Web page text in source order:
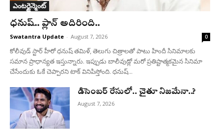
ఎంటర్టైన్మెంట్
ధనుష్‌.. ప్లాన్ అదిరింది..
Swatantra Update - August 7, 2026 0
కోలీవుడ్ స్టార్ హీరో ధనుష్ తమిళ్, తెలుగు చిత్రాలతో పాటు హిందీ సినిమాలకు
సమాన ప్రాధాన్యత ఇస్తున్నారు. ఇప్పుడు బాలీవుడ్లో మరో ప్రతిష్టాత్మకమైన సినిమా
చేసేందుకు ఓకే చెప్పారని టాక్ వినిపిస్తోంది. ధనుష్...
డిసెంబర్ రేసులో.. చైతూ నిజమేనా..?
August 7, 2026